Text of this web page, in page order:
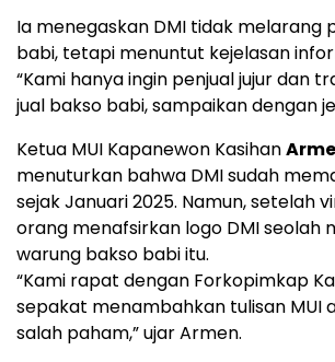
Ia menegaskan DMI tidak melarang
babi, tetapi menuntut kejelasan
“Kami hanya ingin penjual jujur dan
jual bakso babi, sampaikan dengan
Ketua MUI Kapanewon Kasihan
menuturkan bahwa DMI sudah
sejak Januari 2025. Namun, setelah
orang menafsirkan logo DMI seolah
warung bakso babi itu.
“Kami rapat dengan Forkopimkap
sepakat menambahkan tulisan MUI
salah paham,” ujar Armen.